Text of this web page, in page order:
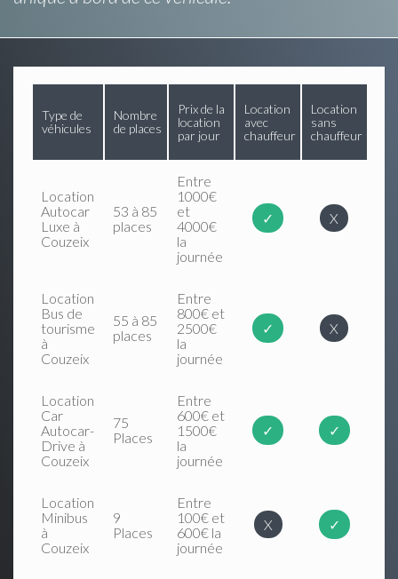
Type de
véhicules
Nombre
de places
Prix de la
location
par jour
Location
avec
chauffeur
Location
sans
chauffeur
Location
Autocar
Luxe à
Couzeix
53 à 85
places
Entre
1000€
et
4000€
la
journée
✓ X
Location
Bus de
tourisme
à
Couzeix
55 à 85
places
Entre
800€ et
2500€
la
journée
✓ X
Location
Car
Autocar-
Drive à
Couzeix
75
Places
Entre
600€ et
1500€
la
journée
✓ ✓
Location
Minibus
à
Couzeix
9
Places
Entre
100€ et
600€ la
journée
X ✓